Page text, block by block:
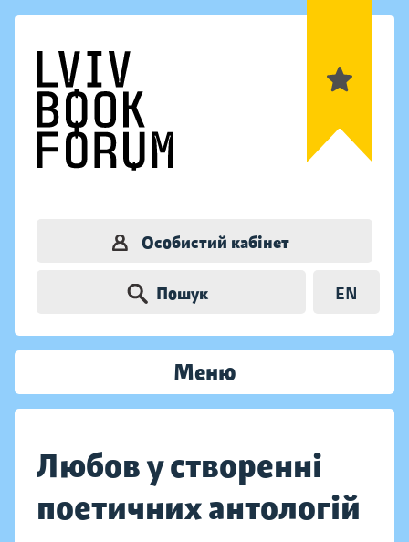
Особистий кабінет
Пошук EN
Меню
Любов у створенні
поетичних антологій